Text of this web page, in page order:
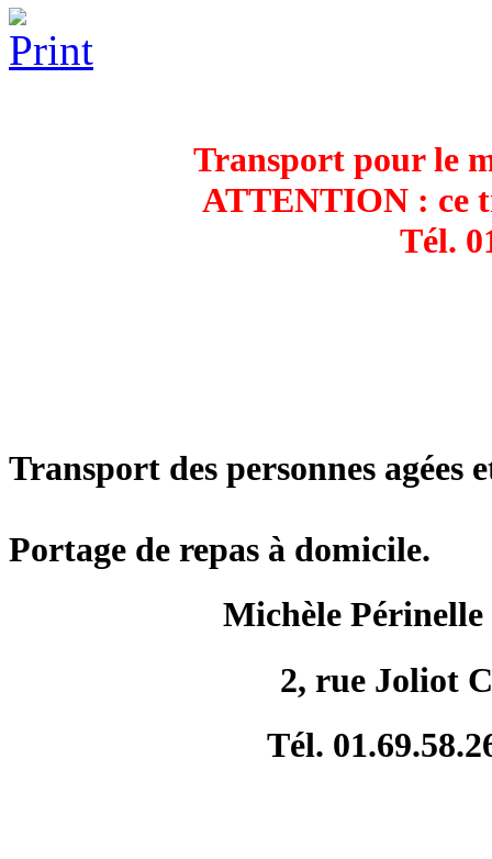
Transport pour le
ATTENTION : ce
Tél.
Transport des personnes agées
Portage de repas à domicile.
Michèle
2, rue Joliot
Tél.